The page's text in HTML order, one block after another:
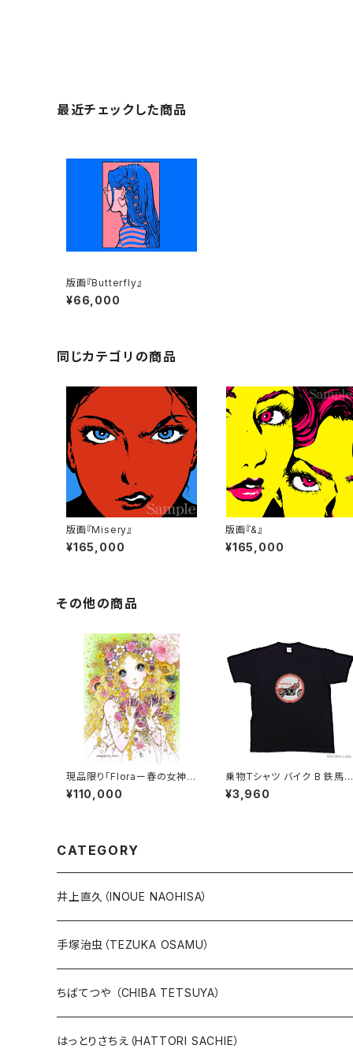
最近チェックした商品
版画『Butterfly』
¥66,000
同じカテゴリの商品
版画『Misery』
¥165,000
版画『&』
¥165,000
その他の商品
現品限り「Floraー春の女神
ー」（直筆サイン入り）
¥110,000
乗物Tシャツ バイク B 鉄馬
情
¥3,960
CATEGORY
井上直久（INOUE NAOHISA）
人気作品TOP10
版画
10万未満
本、カレンダー
手塚治虫（TEZUKA OSAMU）
版画
鉄腕アトム
人気作品TOP10
ちばてつや （CHIBA TETSUYA）
版画
はっとりさちえ（HATTORI SACHIE）